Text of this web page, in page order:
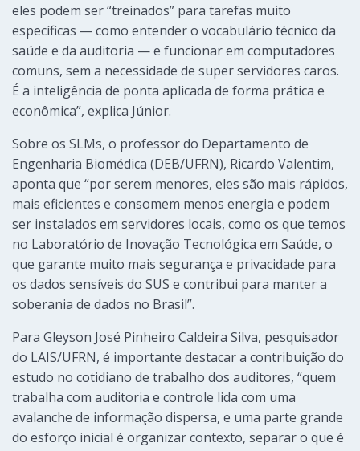
eles podem ser “treinados” para tarefas muito
específicas — como entender o vocabulário técnico da
saúde e da auditoria — e funcionar em computadores
comuns, sem a necessidade de super servidores caros.
É a inteligência de ponta aplicada de forma prática e
econômica”, explica Júnior.
Sobre os SLMs, o professor do Departamento de
Engenharia Biomédica (DEB/UFRN), Ricardo Valentim,
aponta que “por serem menores, eles são mais rápidos,
mais eficientes e consomem menos energia e podem
ser instalados em servidores locais, como os que temos
no Laboratório de Inovação Tecnológica em Saúde, o
que garante muito mais segurança e privacidade para
os dados sensíveis do SUS e contribui para manter a
soberania de dados no Brasil”.
Para Gleyson José Pinheiro Caldeira Silva, pesquisador
do LAIS/UFRN, é importante destacar a contribuição do
estudo no cotidiano de trabalho dos auditores, “quem
trabalha com auditoria e controle lida com uma
avalanche de informação dispersa, e uma parte grande
do esforço inicial é organizar contexto, separar o que é